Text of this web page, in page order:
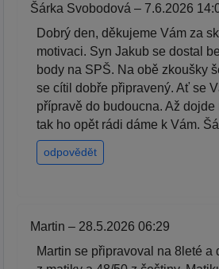
Šárka Svobodová – 7.6.2026
Dobrý den, děkujeme Vám za
motivaci. Syn Jakub se dostal
body na SPŠ. Na obě zkoušky
se cítil dobře připravený. Ať se
přípravě do budoucna. Až dojde
tak ho opět rádi dáme k Vám.
odpovědět
Martin – 28.5.2026 06:29
Martin se připravoval na 8leté a